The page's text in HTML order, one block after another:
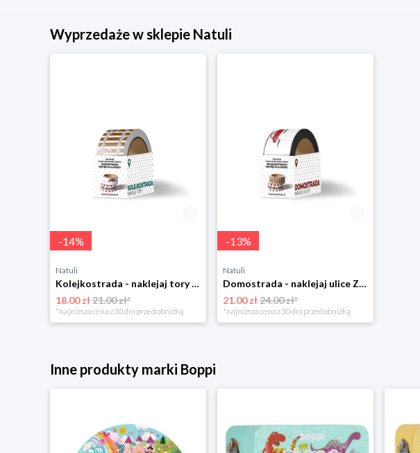
Wyprzedaże w sklepie Natuli
-14%
Natuli
Kolejkostrada - naklejaj tory Zuzutoys
18.00 zł21.00 zł*
*najniższa cena z 30 dni przed obniżką
-13%
Natuli
Domostrada - naklejaj ulice Zuzutoys
21.00 zł24.00 zł*
*najniższa cena z 30 dni przed obniżką
Inne produkty marki Boppi